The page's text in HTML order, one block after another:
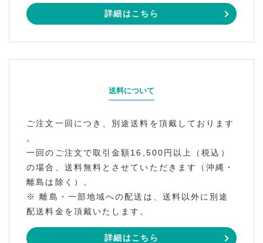
詳細はこちら
送料について
ご注文一回につき、別途送料を頂戴しております
。
一回のご注文で取引金額16,500円以上（税込）
の場合、送料無料とさせていただきます（沖縄・
離島は除く）。
※ 離島・一部地域への配送は、送料以外に別途
配送料金を頂戴いたします。
詳細はこちら